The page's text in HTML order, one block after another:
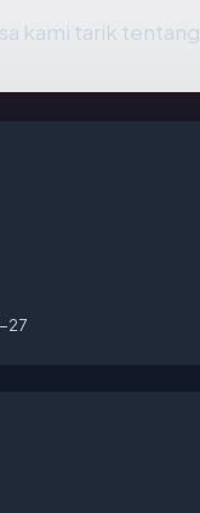
kami tarik tentang
27